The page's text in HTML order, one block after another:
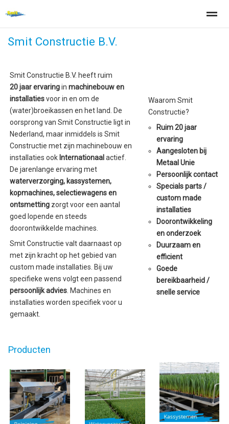
Smit Constructie B.V.
Smit Constructie B.V. heeft ruim
20 jaar ervaringin machinebouw en
installatiesvoor in en om de
(water)broeikassen en het land. De
oorsprong van Smit Constructie ligt in
Nederland, maar inmiddels is Smit
Constructie met zijn machinebouw en
installaties ook Internationaal actief.
De jarenlange ervaring met
waterverzorging, kassystemen,
kopmachines, selectiewagens en
ontsmetting zorgt voor een aantal
goed lopende en steeds
doorontwikkelde machines.
Smit Constructie valt daarnaast op
met zijn kracht op het gebied van
custom made installaties. Bij uw
specifieke wens volgt een passend
persoonlijk advies. Machines en
installaties worden specifiek voor u
gemaakt.
Waarom Smit
Constructie?
Ruim 20 jaar
ervaring
Aangesloten bij
Metaal Unie
Persoonlijk contact
Specials parts /
custom made
installaties
Doorontwikkeling
en onderzoek
Duurzaam en
efficient
Goede
bereikbaarheid /
snelle service
Producten